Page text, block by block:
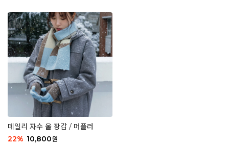
데일리 자수 울 장갑 / 머플러
22% 10,800원